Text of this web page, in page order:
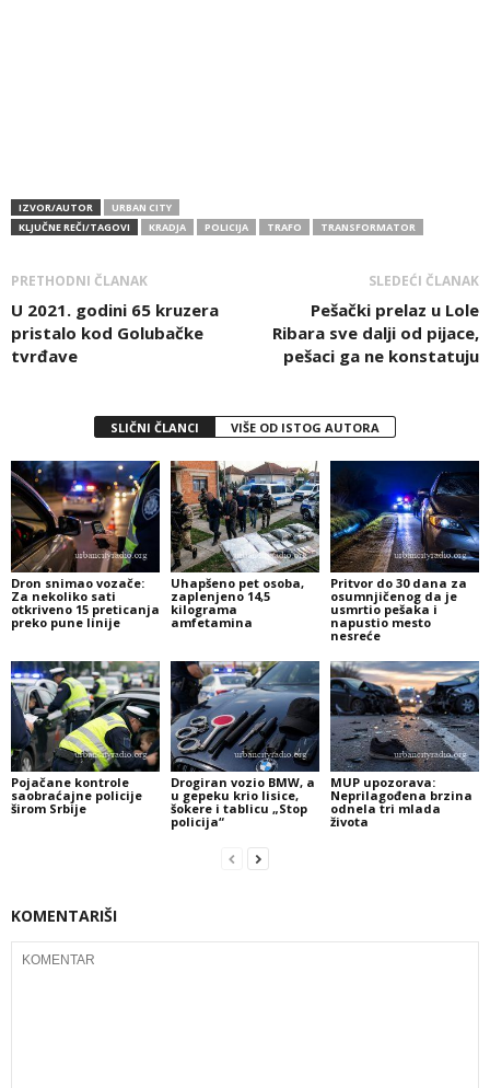
IZVOR/AUTOR
URBAN CITY
KLJUČNE REČI/TAGOVI
KRADJA POLICIJA TRAFO TRANSFORMATOR
PRETHODNI ČLANAK
U 2021. godini 65 kruzera
pristalo kod Golubačke
tvrđave
SLEDEĆI ČLANAK
Pešački prelaz u Lole
Ribara sve dalji od pijace,
pešaci ga ne konstatuju
SLIČNI ČLANCI VIŠE OD ISTOG AUTORA
Dron snimao vozače:
Za nekoliko sati
otkriveno 15 preticanja
preko pune linije
Uhapšeno pet osoba,
zaplenjeno 14,5
kilograma
amfetamina
Pritvor do 30 dana za
osumnjičenog da je
usmrtio pešaka i
napustio mesto
nesreće
Pojačane kontrole
saobraćajne policije
širom Srbije
Drogiran vozio BMW, a
u gepeku krio lisice,
šokere i tablicu „Stop
policija“
MUP upozorava:
Neprilagođena brzina
odnela tri mlada
života
KOMENTARIŠI